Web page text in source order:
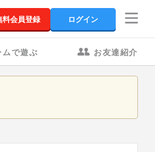
料会員登録 ログイン
ムで遊ぶ お友達紹介